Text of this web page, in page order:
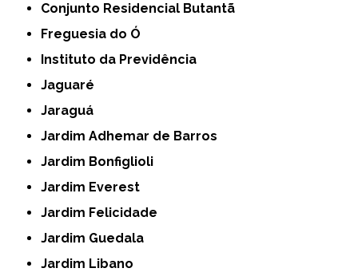
Conjunto Residencial Butantã
Freguesia do Ó
Instituto da Previdência
Jaguaré
Jaraguá
Jardim Adhemar de Barros
Jardim Bonfiglioli
Jardim Everest
Jardim Felicidade
Jardim Guedala
Jardim Libano